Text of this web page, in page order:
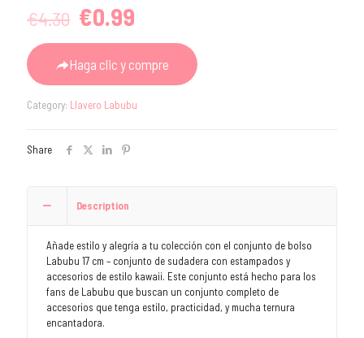
€4.30 Original
price
was:
€4.30.
€0.99
price
is:
€0.99.
Haga clic y compre
Category: Llavero Labubu
Share
Description
Añade estilo y alegría a tu colección con el conjunto de bolso
Labubu 17 cm – conjunto de sudadera con estampados y
accesorios de estilo kawaii. Este conjunto está hecho para los
fans de Labubu que buscan un conjunto completo de
accesorios que tenga estilo, practicidad, y mucha ternura
encantadora.